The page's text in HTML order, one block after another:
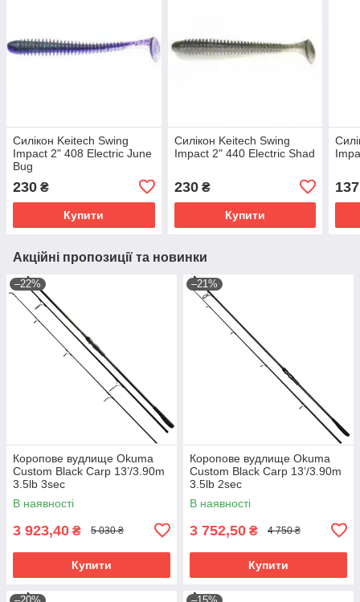
Силікон Keitech Swing
Impact 2" 408 Electric June
Bug
230 ₴
Купити
Силікон Keitech Swing
Impact 2" 440 Electric Shad
230₴
Купити
137
Акційні пропозиції та новинки
–22%
Коропове вудлище Okuma
Custom Black Carp 13’/3.90m
3.5lb 3sec
В наявності
3 923,40 ₴ 5 030 ₴
Купити
–21%
Коропове вудлище Okuma
Custom Black Carp 13’/3.90m
3.5lb 2sec
В наявності
3 752,50 ₴ 4 750 ₴
Купити